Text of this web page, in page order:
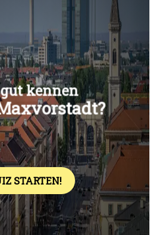
Überspringen